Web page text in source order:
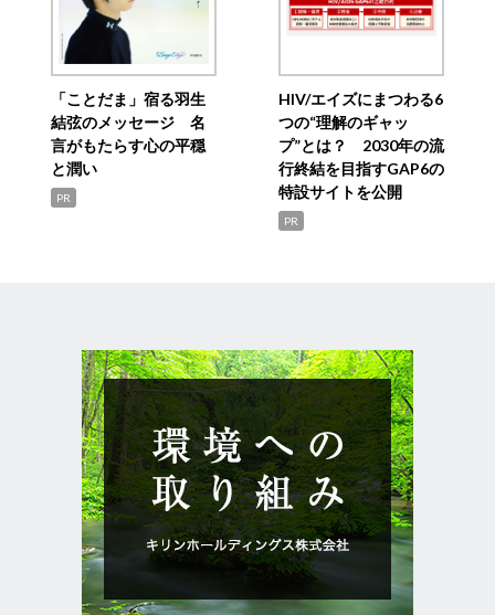
「ことだま」宿る羽生
結弦のメッセージ 名
言がもたらす心の平穏
と潤い
PR
HIV/エイズにまつわる6
つの“理解のギャッ
プ”とは？ 2030年の流
行終結を目指すGAP6の
特設サイトを公開
PR